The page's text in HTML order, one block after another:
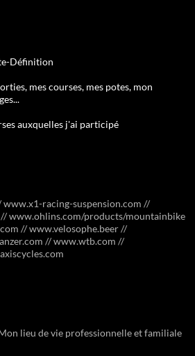
Définition
mes courses, mes potes, mon
auxquelles j'ai participé
racing-suspension.com //
www.ohlins.com/products/mountainbike
// www.velosophe.beer //
// www.wtb.com //
lieu de vie professionnelle et familiale